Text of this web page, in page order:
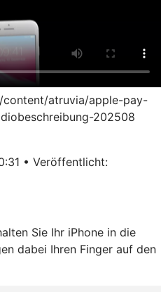
content/atruvia/apple-pay-
202508
• Veröffentlicht:
Sie Ihr iPhone in die
dabei Ihren Finger auf den